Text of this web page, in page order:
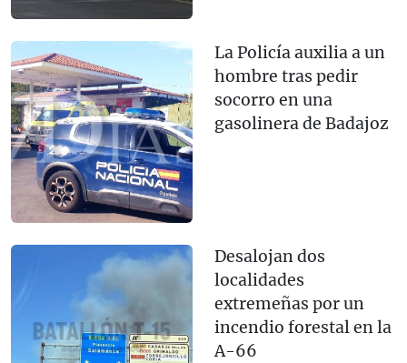
La Policía auxilia a un
hombre tras pedir
socorro en una
gasolinera de Badajoz
Desalojan dos
localidades
extremeñas por un
incendio forestal en la
A-66